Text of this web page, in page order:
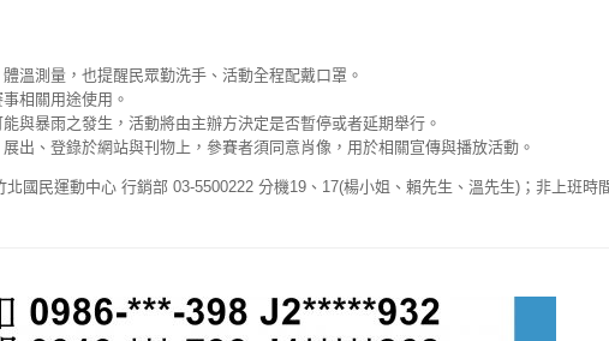
溫測量，也提醒民眾勤洗手、活動全程配戴口罩。
相關用途使用。
與暴雨之發生，活動將由主辦方決定是否暫停或者延期舉行。
出、登錄於網站與刊物上，參賽者須同意肖像，用於相關宣傳與播放活動。
國民運動中心 行銷部 03-5500222 分機19、17(楊小姐、賴先生、溫先生)；非上班時